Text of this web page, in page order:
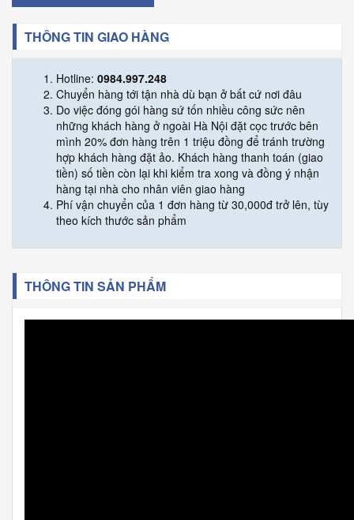
THÔNG TIN GIAO HÀNG
Hotline: 0984.997.248
Chuyển hàng tới tận nhà dù bạn ở bất cứ nơi đâu
Do việc đóng gói hàng sứ tốn nhiều công sức nên
những khách hàng ở ngoài Hà Nội đặt cọc trước bên
mình 20% đơn hàng trên 1 triệu đồng để tránh trường
hợp khách hàng đặt ảo. Khách hàng thanh toán (giao
tiền) số tiền còn lại khi kiểm tra xong và đồng ý nhận
hàng tại nhà cho nhân viên giao hàng
Phí vận chuyển của 1 đơn hàng từ 30,000đ trở lên, tùy
theo kích thước sản phẩm
THÔNG TIN SẢN PHẨM